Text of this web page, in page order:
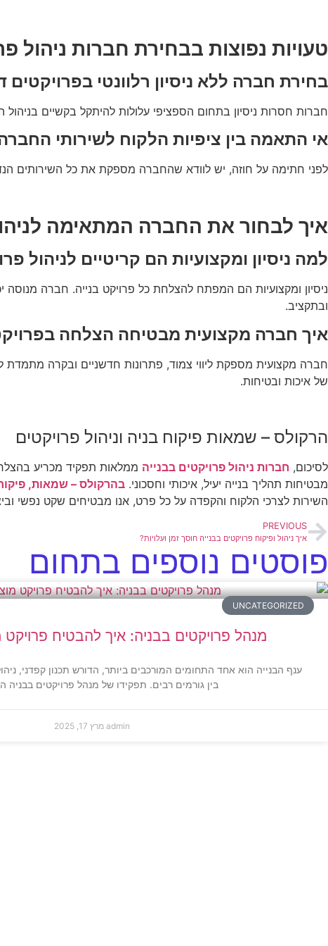
טעויות נפוצות בבחירת חברות ניהול
בחירת חברה ללא ניסיון רלוונטי בפרויקטים
חברות חסרות ניסיון בתחום הספציפי עלולות להיתקל בקשיים
אי התאמה בין ציפיות הלקוח לשירותי
לפני חתימה על חוזה, יש לוודא שהחברה מספקת את כל השירותים
איך לבחור את החברה המתאימה
למה ניסיון ומקצועיות הם קריטיים לניהול
ניסיון ומקצועיות הם המפתח להצלחת כל פרויקט בנייה. חברה מנוסה
ובתקציב.
איך חברה מקצועית מבטיחה הצלחה
חברה מקצועית מספקת ליווי צמוד, פתרונות חדשניים ובקרה מתמדת
של איכות ובטיחות.
הרקולס – שמאות פיקוח בניה וניהול פרויקטים
לסיכום, חברות ניהול פרויקטים בבנייה ממלאות תפקיד מכריע
מבטיחות תהליך בנייה יעיל, איכותי וחסכוני. בהרקולס – שמאות, פיקוח
השירות לצרכי הלקוח והקפדה על כל פרט, אנו מבטיחים שקט נפשי
PREVIOUS
איך ניהול ופיקוח פרויקטים בבנייה חוסך זמן ועלויות?
פוסטים נוספים בתחום
UNCATEGORIZED
מנהל פרויקטים בבניה: איך להבטיח פרויקט
ענף הבנייה הוא אחד התחומים המורכבים ביותר, הדורש תכנון קפדני,
בין גורמים רבים. תפקידו של מנהל פרויקטים בבניה
admin מרץ 17, 2025